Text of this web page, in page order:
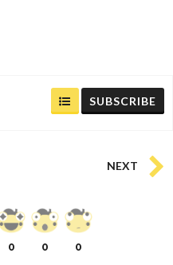
SUBSCRIBE
NEXT
0 0 0